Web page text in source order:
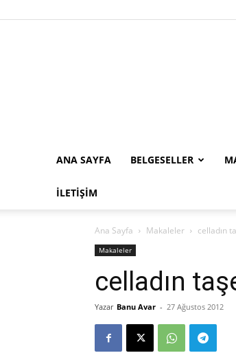
ANA SAYFA BELGESELLER
İLETIŞIM
Ana Sayfa Makaleler celladın
Makaleler
celladın
Yazar Banu Avar - 27 Ağustos 2012